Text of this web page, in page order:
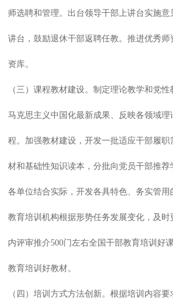
师选聘和管理。出台领导干部上讲台实施
讲台，鼓励退休干部返聘任教。推进优秀
资库。
（三）课程教材建设。制定理论教学和党
马克思主义中国化最新成果、反映各领域
程。加强教材建设，开发一批适应干部履
材和基础性知识读本，分批向党员干部推荐
各单位结合实际，开发各具特色、务实管
教育培训机构根据形势任务发展变化，及
内评审推介500门左右全国干部教育培训好
教育培训好教材。
（四）培训方式方法创新。根据培训内容